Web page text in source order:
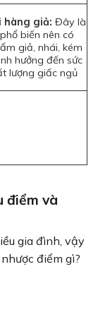
hàng giả: Đây là
biến nên có
giả, nhái, kém
hưởng đến sức
lượng giấc ngủ
điểm và
gia đình, vậy
điểm gì?